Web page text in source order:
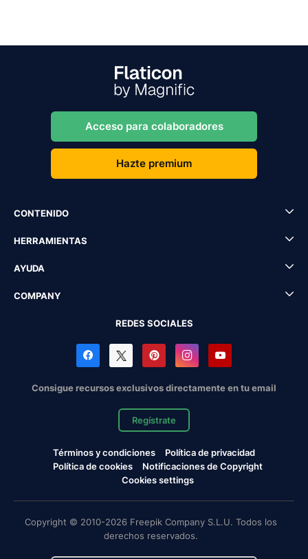
Acceso para colaboradores
Hazte premium
CONTENIDO
HERRAMIENTAS
AYUDA
COMPANY
REDES SOCIALES
Consigue recursos exclusivos directamente en tu email
Regístrate
Términos y condiciones
Política de privacidad
Política de cookies
Notificaciones de Copyright
Cookies settings
Copyright © 2010-2026 Freepik Company S.L.U. Todos los
derechos reservados.